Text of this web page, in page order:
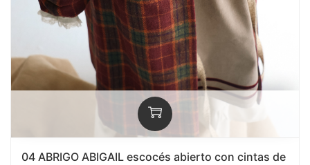
04 ABRIGO ABIGAIL escocés abierto con cintas de